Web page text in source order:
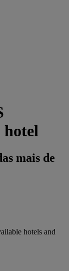
hotel
mais de
hotels and